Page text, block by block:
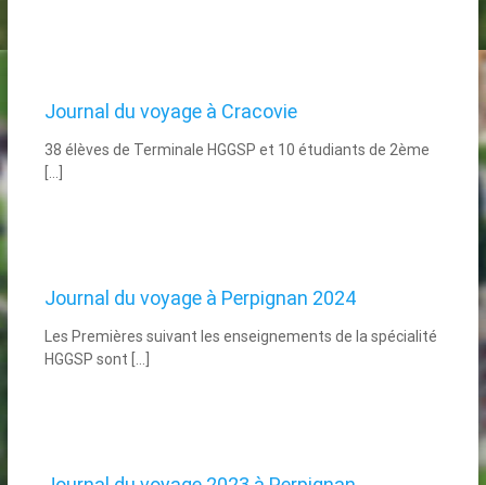
Journal du voyage à Cracovie
38 élèves de Terminale HGGSP et 10 étudiants de 2ème
Journal du voyage à Perpignan 2024
Les Premières suivant les enseignements de la spécialité
HGGSP sont […]